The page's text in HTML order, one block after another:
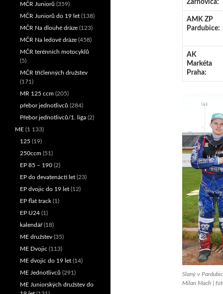
Žarnovica:
AMK ZP
Pardubice:
AK
Markéta
Praha:
Slaný v
Milan Mach |
MČR Juniorů (359)
MČR Juniorů do 19 let (138)
MČR Na dlouhé dráze (123)
MČR Na ledové dráze (458)
MČR terénních motocyklů
(5)
MČR tříčlenných družstev
(171)
MR 125 ccm (205)
přebor jednotlivců (284)
Přebor jednotlivců/1. liga (2)
ME (1 133)
125 (19)
250ccm (51)
EP 85 – 190 (2)
EP do devatenácti let (23)
EP dvojic do 19 let (12)
EP flat track (1)
EP U24 (1)
kalendář(18)
ME družstev (35)
ME Dvojic (113)
ME dvojic do 19 let (14)
ME Jednotlivců (291)
ME Juniorských družstev do